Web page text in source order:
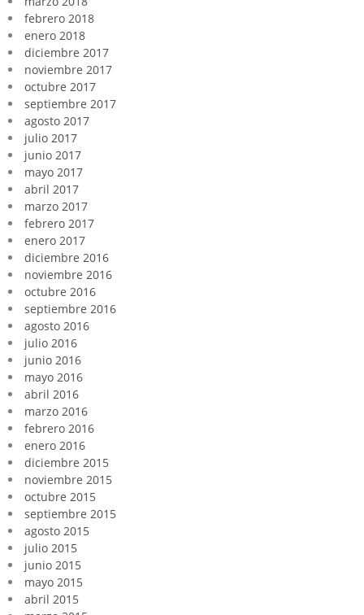
febrero 2018
enero 2018
diciembre 2017
noviembre 2017
octubre 2017
septiembre 2017
agosto 2017
julio 2017
junio 2017
mayo 2017
abril 2017
marzo 2017
febrero 2017
enero 2017
diciembre 2016
noviembre 2016
octubre 2016
septiembre 2016
agosto 2016
julio 2016
junio 2016
mayo 2016
abril 2016
marzo 2016
febrero 2016
enero 2016
diciembre 2015
noviembre 2015
octubre 2015
septiembre 2015
agosto 2015
julio 2015
junio 2015
mayo 2015
abril 2015